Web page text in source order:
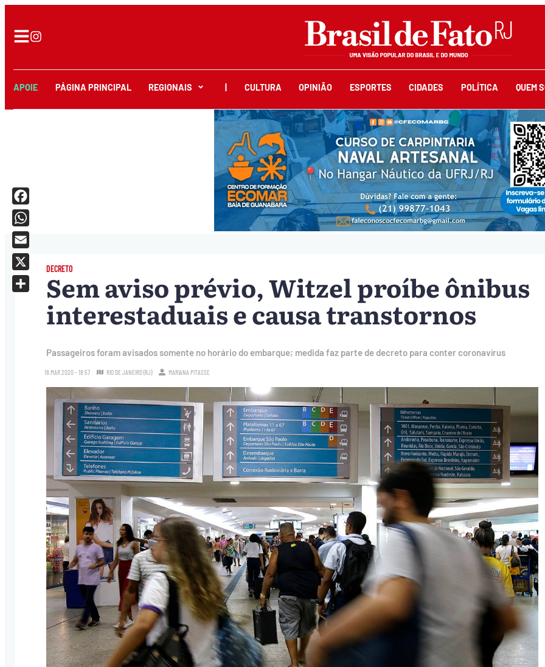
APOIE PÁGINA PRINCIPAL REGIONAIS CULTURA OPINIÃO ESPORTES CIDADES POLÍTICA QUEM
DECRETO
Sem aviso prévio, Witzel proíbe ônibus
interestaduais e causa transtornos
Passageiros foram avisados somente no horário do embarque; medida faz parte de decreto para conter coronavírus
18.MAR.2020 - 18:57 RIO DE JANEIRO (RJ) MARIANA PITASSE
Facebook
WhatsApp
Email
X